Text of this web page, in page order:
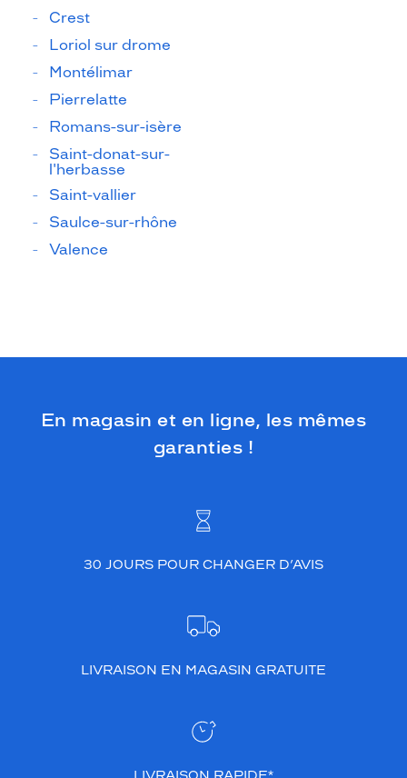
Crest
Loriol sur drome
Montélimar
Pierrelatte
Romans-sur-isère
Saint-donat-sur-
l'herbasse
Saint-vallier
Saulce-sur-rhône
Valence
En magasin et en ligne, les mêmes
garanties !
30 JOURS POUR CHANGER D’AVIS
LIVRAISON EN MAGASIN GRATUITE